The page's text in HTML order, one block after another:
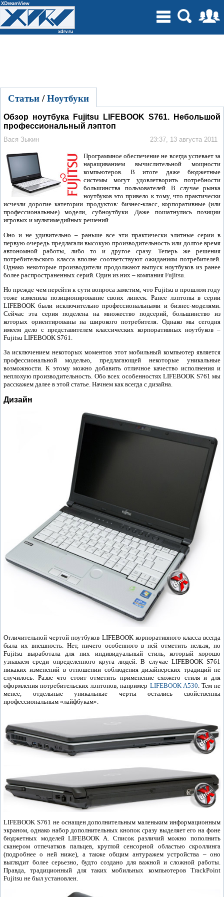
Статьи /Ноутбуки
Обзор ноутбука Fujitsu LIFEBOOK S761. Небольшой
профессиональный лэптоп
Вася Зыкин 23:37, 13 августа 2011
Программное обеспечение не всегда успевает за
наращиванием вычислительной мощности
компьютеров. В итоге даже бюджетные
системы могут удовлетворить потребности
большинства пользователей. В случае рынка
ноутбуков это привело к тому, что практически
исчезли дорогие категории продуктов: бизнес-класс, корпоративные (или
профессиональные) модели, субноутбуки. Даже пошатнулись позиции
игровых и мультимедийных решений.
Оно и не удивительно – раньше все эти практически элитные серии в
первую очередь предлагали высокую производительность или долгое время
автономной работы, либо то и другое сразу. Теперь же решения
потребительского класса вполне соответствуют ожиданиям потребителей.
Однако некоторые производители продолжают выпуск ноутбуков из ранее
более распространенных серий. Один из них – компания Fujitsu.
Но прежде чем перейти к сути вопроса заметим, что Fujitsu в прошлом году
тоже изменила позиционирование своих линеек. Ранее лэптопы в серии
LIFEBOOK были исключительно профессиональными и бизнес-моделями.
Сейчас эта серия поделена на множество подсерий, большинство из
которых ориентированы на широкого потребителя. Однако мы сегодня
имеем дело с представителем классических корпоративных ноутбуков –
Fujitsu LIFEBOOK S761.
За исключением некоторых моментов этот мобильный компьютер является
профессиональной моделью, предлагающей некоторые уникальные
возможности. К этому можно добавить отличное качество исполнения и
неплохую производительность. Обо всех особенностях LIFEBOOK S761 мы
расскажем далее в этой статье. Начнем как всегда с дизайна.
Дизайн
Отличительной чертой ноутбуков LIFEBOOK корпоративного класса всегда
была их внешность. Нет, ничего особенного в ней отметить нельзя, но
Fujitsu выработала для них индивидуальный стиль, который хорошо
узнаваем среди определенного круга людей. В случае LIFEBOOK S761
никаких изменений в отношении соблюдения дизайнерских традиций не
случилось. Разве что стоит отметить применение схожего стиля и для
оформления потребительских лэптопов, например LIFEBOOK A530 . Тем не
менее, отдельные уникальные черты остались свойственны
профессиональным «лайфбукам».
LIFEBOOK S761 не оснащен дополнительным маленьким информационным
экраном, однако набор дополнительных кнопок сразу выделяет его на фоне
бюджетных моделей LIFEBOOK A. Список различий можно пополнить
сканером отпечатков пальцев, круглой сенсорной областью скроллинга
(подробнее о ней ниже), а также общим антуражем устройства – оно
выглядит более серьезно, будто создано для важной и сложной работы.
Правда, традиционный для таких мобильных компьютеров TrackPoint
Fujitsu не был установлен.